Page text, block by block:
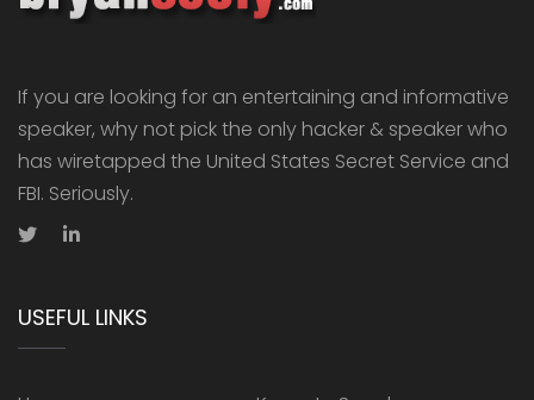
If you are looking for an entertaining and informative
speaker, why not pick the only hacker & speaker who
has wiretapped the United States Secret Service and
FBI. Seriously.
USEFUL LINKS